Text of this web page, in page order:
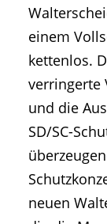
einem
kettenlos.
verringerte
und die
SD/SC-
neuen